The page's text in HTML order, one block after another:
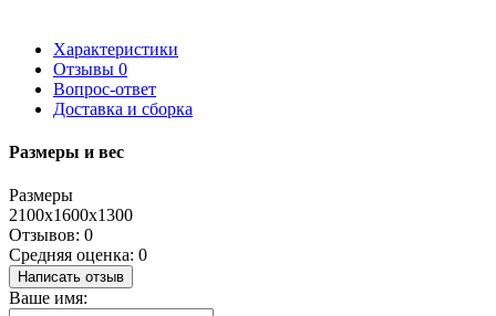
Характеристики
Отзывы 0
Вопрос-ответ
Доставка и сборка
Размеры и вес
Размеры
2100х1600х1300
Отзывов: 0
Средняя оценка: 0
Написать отзыв
Ваше имя: